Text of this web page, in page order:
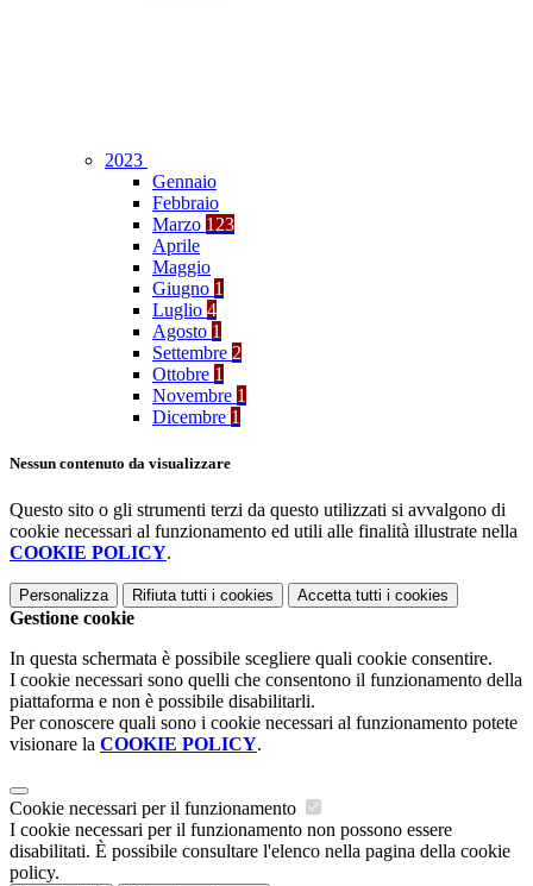
2023
Gennaio
Febbraio
Marzo 123
Aprile
Maggio
Giugno 1
Luglio 4
Agosto 1
Settembre 2
Ottobre 1
Novembre 1
Dicembre 1
Nessun contenuto da visualizzare
Questo sito o gli strumenti terzi da questo utilizzati si avvalgono di
cookie necessari al funzionamento ed utili alle finalità illustrate nella
COOKIE POLICY.
Personalizza Rifiuta tutti i cookies Accetta tutti i cookies
Gestione cookie
In questa schermata è possibile scegliere quali cookie consentire.
I cookie necessari sono quelli che consentono il funzionamento della
piattaforma e non è possibile disabilitarli.
Per conoscere quali sono i cookie necessari al funzionamento potete
visionare la COOKIE POLICY.
Cookie necessari per il funzionamento
I cookie necessari per il funzionamento non possono essere
disabilitati. È possibile consultare l'elenco nella pagina della cookie
policy.